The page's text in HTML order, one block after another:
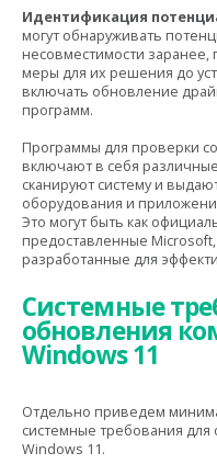
Идентификация
могут обнаруживать
несовместимости
меры для их решения до
включать обновление
программ.
Программы для проверки
включают в себя
сканируют систему и
оборудования и
Это могут быть как
предоставленные
разработанные для
Системные
обновления
Windows 11
Отдельно приведем
системные требования
Windows 11.